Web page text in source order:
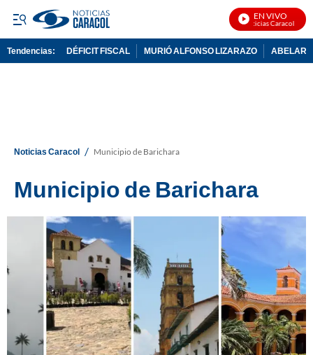
EN VIVO
Noticias Caracol En Vivo
Tendencias: DÉFICIT FISCAL MURIÓ ALFONSO LIZARAZO
Noticias Caracol / Municipio de Barichara
Municipio de Barichara